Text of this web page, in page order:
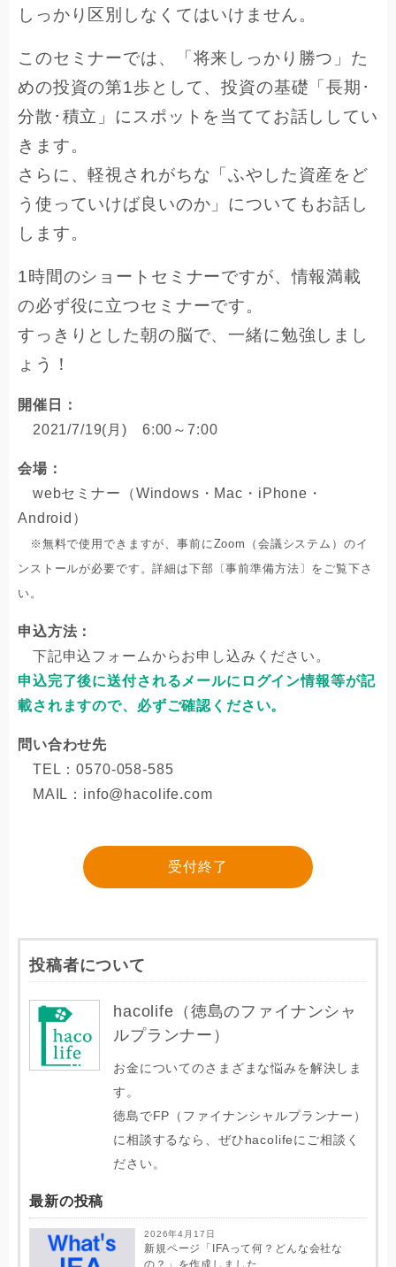
しっかり区別しなくてはいけません。
このセミナーでは、「将来しっかり勝つ」た
めの投資の第1歩として、投資の基礎「長期･
分散･積立」にスポットを当ててお話ししてい
きます。
さらに、軽視されがちな「ふやした資産をど
う使っていけば良いのか」についてもお話し
します。
1時間のショートセミナーですが、情報満載
の必ず役に立つセミナーです。
すっきりとした朝の脳で、一緒に勉強しまし
ょう！
開催日：
2021/7/19(月) 6:00～7:00
会場：
webセミナー（Windows・Mac・iPhone・
Android）
※無料で使用できますが、事前にZoom（会議システム）のイ
ンストールが必要です。詳細は下部〔事前準備方法〕をご覧下さ
い。
申込方法：
下記申込フォームからお申し込みください。
申込完了後に送付されるメールにログイン情報等が記
載されますので、必ずご確認ください。
問い合わせ先
TEL：0570-058-585
MAIL：info@hacolife.com
受付終了
投稿者について
hacolife（徳島のファイナンシャ
ルプランナー）
お金についてのさまざまな悩みを解決しま
す。
徳島でFP（ファイナンシャルプランナー）
に相談するなら、ぜひhacolifeにご相談く
ださい。
最新の投稿
2026年4月17日
新規ページ「IFAって何？どんな会社な